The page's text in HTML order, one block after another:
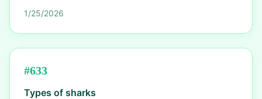
1/25/2026
#633
Types of sharks